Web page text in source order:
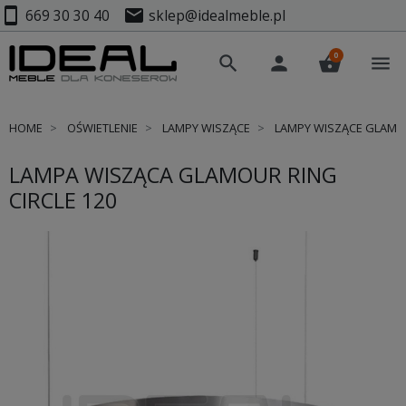
smartphone 669 30 30 40 mail sklep@idealmeble.pl
search person shopping_basket
0 menu
HOME OŚWIETLENIE LAMPY WISZĄCE LAMPY WISZĄCE
LAMPA WISZĄCA GLAMOUR RING
CIRCLE 120